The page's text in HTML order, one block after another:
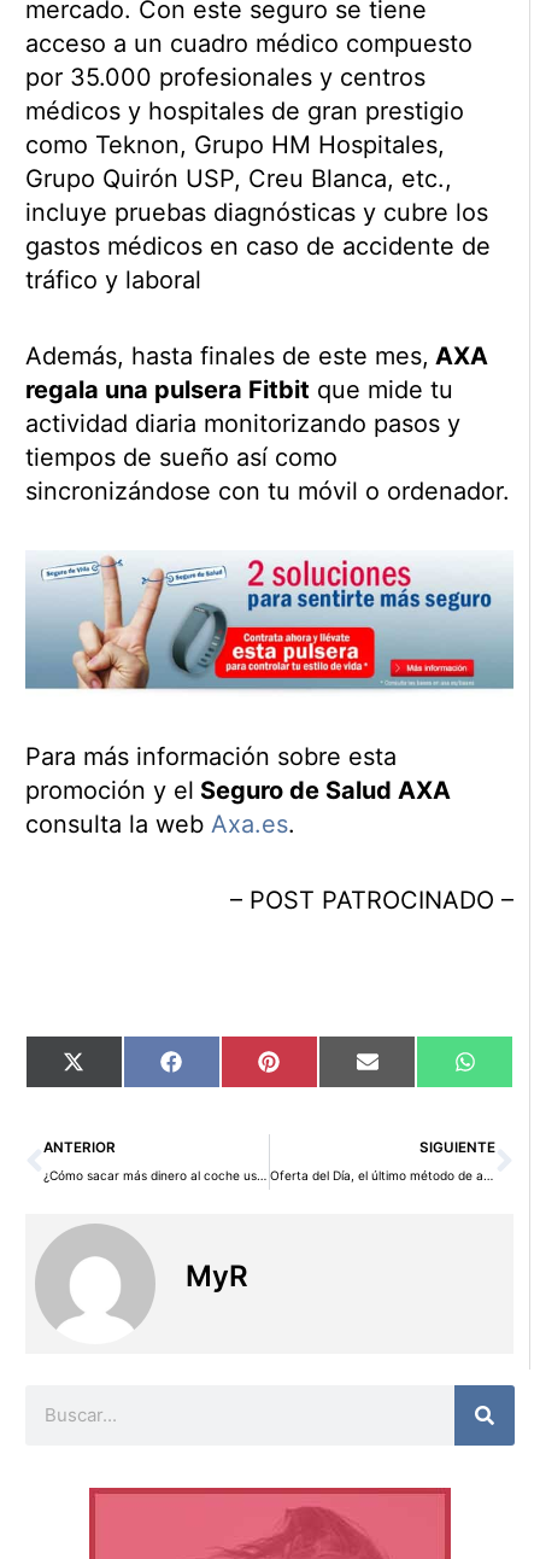
mercado. Con este seguro se tiene
acceso a un cuadro médico compuesto
por 35.000 profesionales y centros
médicos y hospitales de gran prestigio
como Teknon, Grupo HM Hospitales,
Grupo Quirón USP, Creu Blanca, etc.,
incluye pruebas diagnósticas y cubre los
gastos médicos en caso de accidente de
tráfico y laboral
Además, hasta finales de este mes, AXA
regala una pulsera Fitbit que mide tu
actividad diaria monitorizando pasos y
tiempos de sueño así como
sincronizándose con tu móvil o ordenador.
Para más información sobre esta
promoción y el Seguro de Salud AXA
consulta la web Axa.es.
– POST PATROCINADO –
Compartir
en
X
(Twitter)
Compartir
en
Facebook Compartir
en
Pinterest Compartir
en
Email
en
Ant
ANTERIOR
¿Cómo sacar más dinero al coche usado cuando lo vendemos?
SIGUIENTE
Oferta del Día, el último método de ahorro en Amazon
MyR